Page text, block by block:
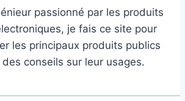
passionné par les produits
je fais ce site pour
les principaux produits publics
conseils sur leur usages.